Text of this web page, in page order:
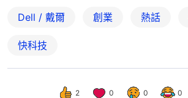
Dell / 戴爾 創業 熱話
快科技
2 0 0 0